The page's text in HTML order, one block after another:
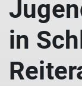
in